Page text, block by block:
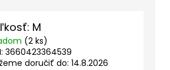
M
(2 ks)
3660423364539
doručiť do: 14.8.2026